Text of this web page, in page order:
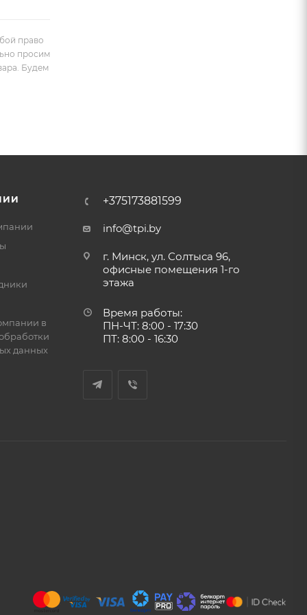
право
просим
Будем
в
данных
+375173881599
info@tpi.by
г. Минск, ул. Солтыса 96,
офисные помещения 1-го
этажа
Время работы:
ПН-ЧТ: 8:00 - 17:30
ПТ: 8:00 - 16:30